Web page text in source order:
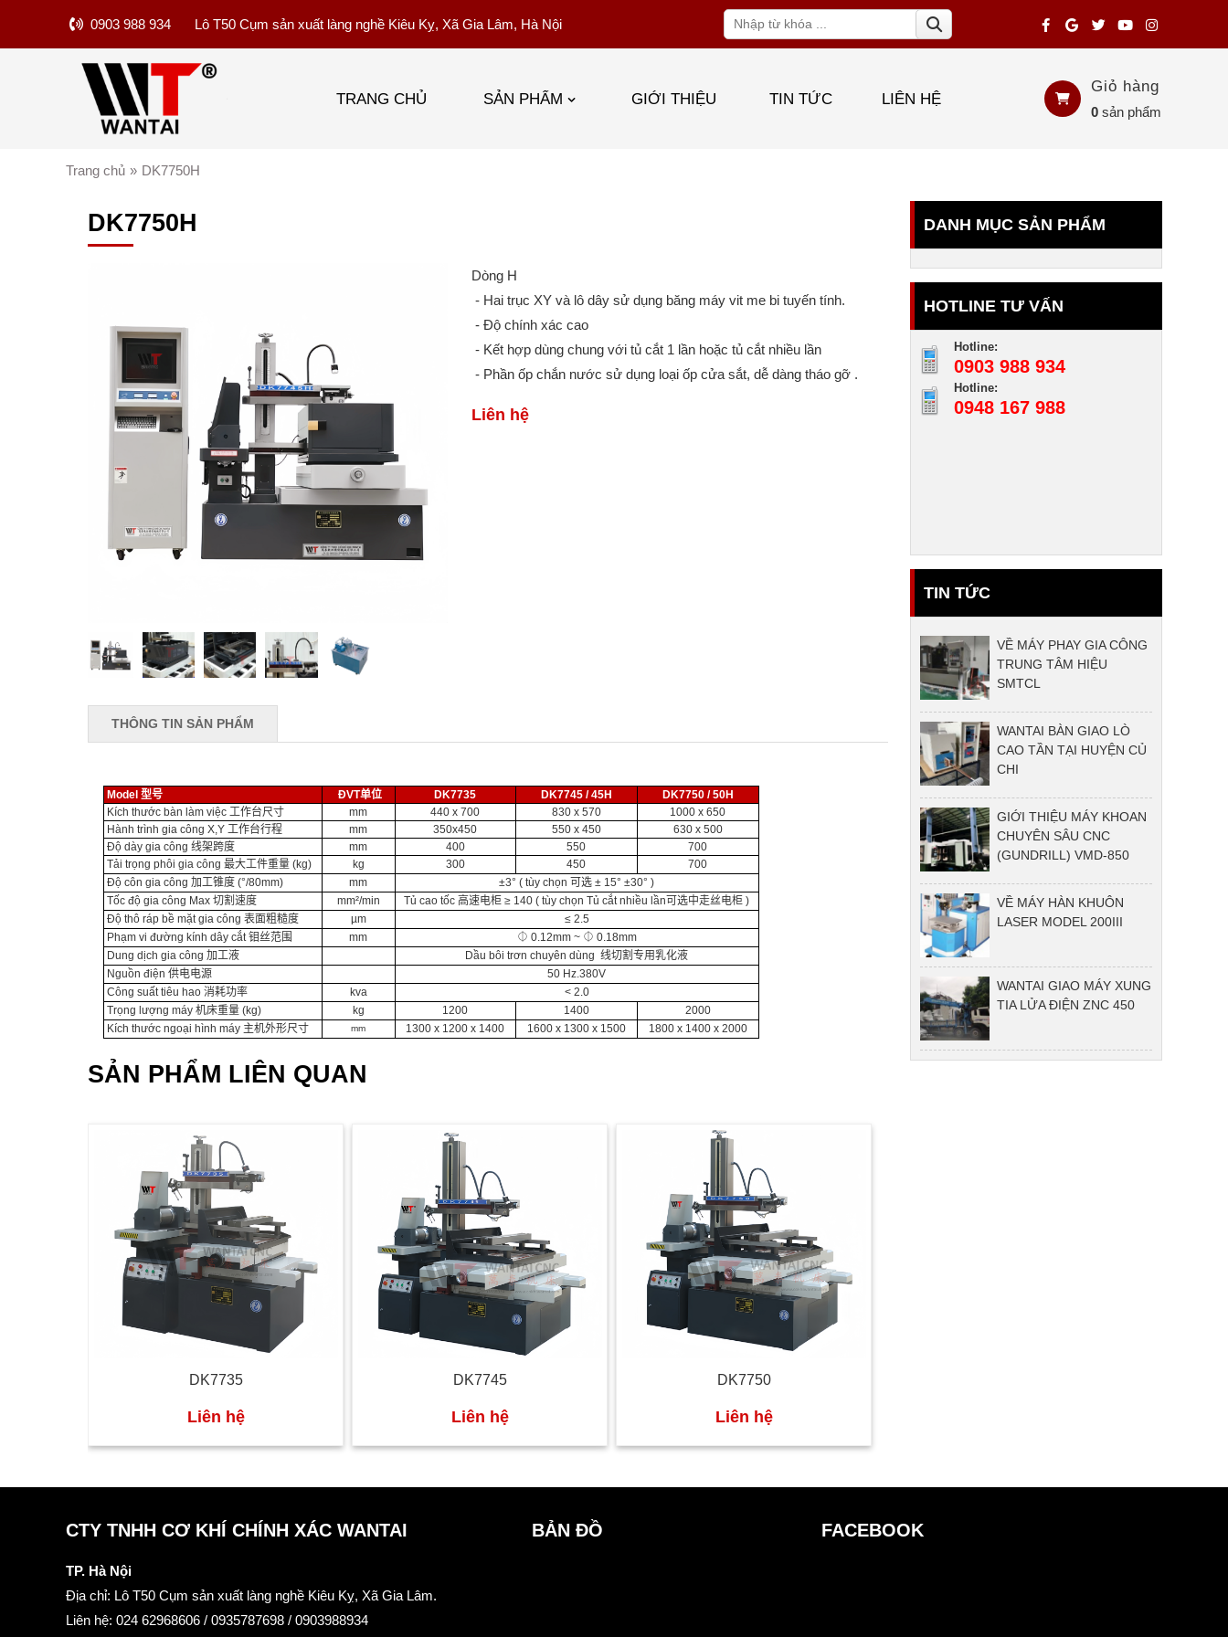
0903 988 934 Lô T50 Cụm sản xuất làng nghề Kiêu Kỵ, Xã Gia Lâm, Hà Nội
TRANG CHỦ SẢN PHẨM GIỚI THIỆU TIN TỨC LIÊN HỆ
Giỏ hàng
0 sản phẩm
Trang chủ » DK7750H
DANH MỤC SẢN PHẨM
HOTLINE TƯ VẤN
Hotline:
0903 988 934
Hotline:
0948 167 988
TIN TỨC
VỀ MÁY PHAY GIA CÔNG
TRUNG TÂM HIỆU
SMTCL
WANTAI BÀN GIAO LÒ
CAO TẦN TẠI HUYỆN CỦ
CHI
GIỚI THIỆU MÁY KHOAN
CHUYÊN SÂU CNC
(GUNDRILL) VMD-850
VỀ MÁY HÀN KHUÔN
LASER MODEL 200III
WANTAI GIAO MÁY XUNG
TIA LỬA ĐIỆN ZNC 450
DK7750H
Dòng H
- Hai trục XY và lô dây sử dụng băng máy vit me bi tuyến tính.
- Độ chính xác cao
- Kết hợp dùng chung với tủ cắt 1 lần hoặc tủ cắt nhiều lần
- Phần ốp chắn nước sử dụng loại ốp cửa sắt, dễ dàng tháo gỡ .
Liên hệ
THÔNG TIN SẢN PHẨM
Model 型号 ĐVT单位 DK7735 DK7745 / 45H
DK7750 / 50H
Kích thước bàn làm việc工作台尺寸 mm 440 x 700 830 x 570
1000 x 650
Hành trình gia công X,Y工作台行程 mm 350x450 550 x 450
630 x 500
Độ dày gia công线架跨度 mm 400 550
700
Tải trọng phôi gia công最大工件重量 (kg) kg 300 450
700
Độ côn gia công加工锥度 (°/80mm) mm ±3° ( tùy chọn 可选 ± 15° ±30° )
Tốc độ gia công Max切割速度 mm²/min Tủ cao tốc 高速电柜 ≥ 140 ( tùy chọn Tủ cắt nhiều lần 可选中走丝电柜 )
Độ thô ráp bề mặt gia công表面粗糙度 µm
≤ 2.5
Phạm vi đường kính dây cắt钼丝范围 mm
⏀ 0.12mm ~ ⏀ 0.18mm
Dung dịch gia công加工液 Dầu bôi trơn chuyên dùng线切割专用乳化液
Nguồn điện供电电源
50 Hz.380V
Công suất tiêu hao消耗功率 kva
< 2.0
Trọng lượng máy机床重量 (kg) kg 1200 1400
2000
Kích thước ngoại hình máy 主机外形尺寸 mm 1300 x 1200 x 1400 1600 x 1300 x 1500 1800 x 1400 x 2000
SẢN PHẨM LIÊN QUAN
DK7735
Liên hệ
DK7745
Liên hệ
DK7750
Liên hệ
CTY TNHH CƠ KHÍ CHÍNH XÁC WANTAI
TP. Hà Nội
Địa chỉ: Lô T50 Cụm sản xuất làng nghề Kiêu Kỵ, Xã Gia Lâm.
Liên hệ: 024 62968606 / 0935787698 / 0903988934
BẢN ĐỒ FACEBOOK